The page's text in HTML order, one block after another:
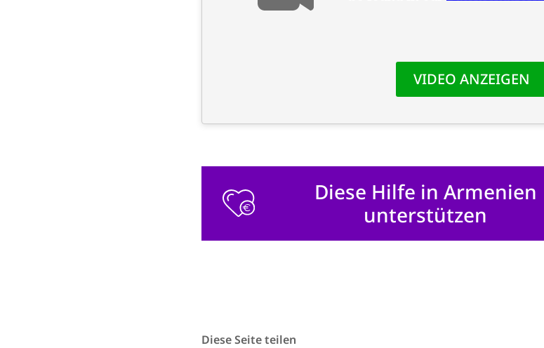
Diese Hilfe in Armenien
unterstützen
Diese Seite teilen